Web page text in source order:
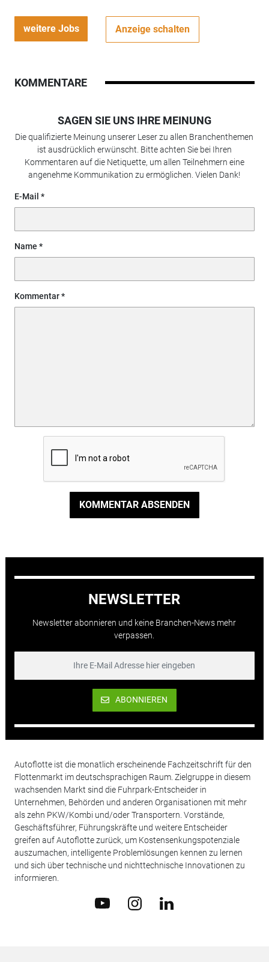
weitere Jobs Anzeige schalten
KOMMENTARE
SAGEN SIE UNS IHRE MEINUNG
Die qualifizierte Meinung unserer Leser zu allen Branchenthemen
ist ausdrücklich erwünscht. Bitte achten Sie bei Ihren
Kommentaren auf die Netiquette, um allen Teilnehmern eine
angenehme Kommunikation zu ermöglichen. Vielen Dank!
E-Mail
Name
Kommentar
KOMMENTAR ABSENDEN
NEWSLETTER
Newsletter abonnieren und keine Branchen-News mehr
verpassen.
ABONNIEREN
Autoflotte ist die monatlich erscheinende Fachzeitschrift für den
Flottenmarkt im deutschsprachigen Raum. Zielgruppe in diesem
wachsenden Markt sind die Fuhrpark-Entscheider in
Unternehmen, Behörden und anderen Organisationen mit mehr
als zehn PKW/Kombi und/oder Transportern. Vorstände,
Geschäftsführer, Führungskräfte und weitere Entscheider
greifen auf Autoflotte zurück, um Kostensenkungspotenziale
auszumachen, intelligente Problemlösungen kennen zu lernen
und sich über technische und nichttechnische Innovationen zu
informieren.